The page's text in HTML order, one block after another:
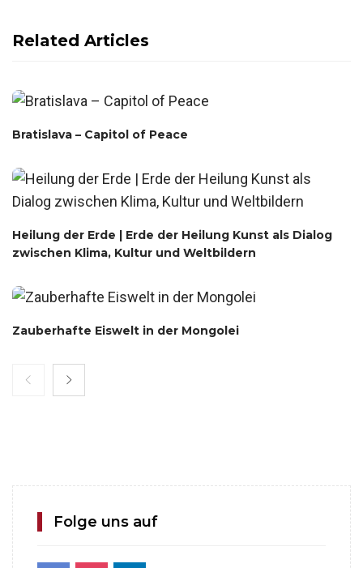
Related Articles
Bratislava – Capitol of Peace
Heilung der Erde | Erde der Heilung Kunst als Dialog
zwischen Klima, Kultur und Weltbildern
Zauberhafte Eiswelt in der Mongolei
Folge uns auf